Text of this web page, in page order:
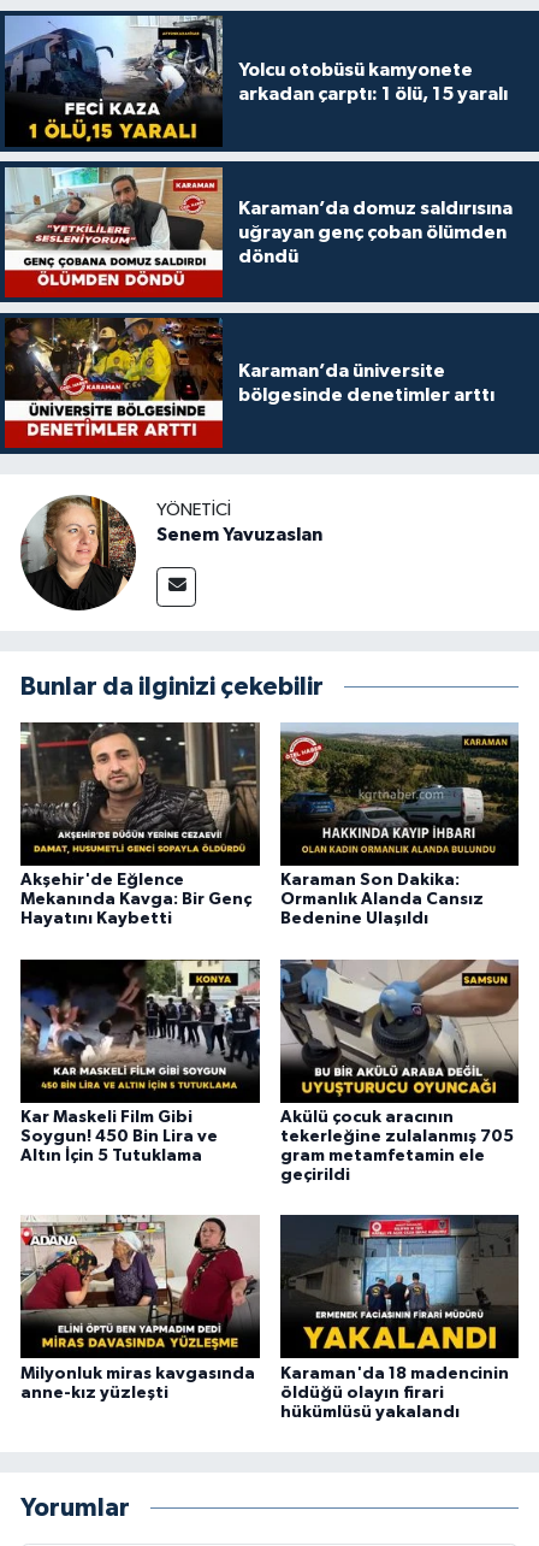
Yolcu otobüsü kamyonete
arkadan çarptı: 1 ölü, 15 yaralı
Karaman’da domuz saldırısına
uğrayan genç çoban ölümden
döndü
Karaman’da üniversite
bölgesinde denetimler arttı
YÖNETICI
Senem Yavuzaslan
Bunlar da ilginizi çekebilir
Akşehir'de Eğlence
Mekanında Kavga: Bir Genç
Hayatını Kaybetti
Karaman Son Dakika:
Ormanlık Alanda Cansız
Bedenine Ulaşıldı
Kar Maskeli Film Gibi
Soygun! 450 Bin Lira ve
Altın İçin 5 Tutuklama
Akülü çocuk aracının
tekerleğine zulalanmış 705
gram metamfetamin ele
geçirildi
Milyonluk miras kavgasında
anne-kız yüzleşti
Karaman'da 18 madencinin
öldüğü olayın firari
hükümlüsü yakalandı
Yorumlar